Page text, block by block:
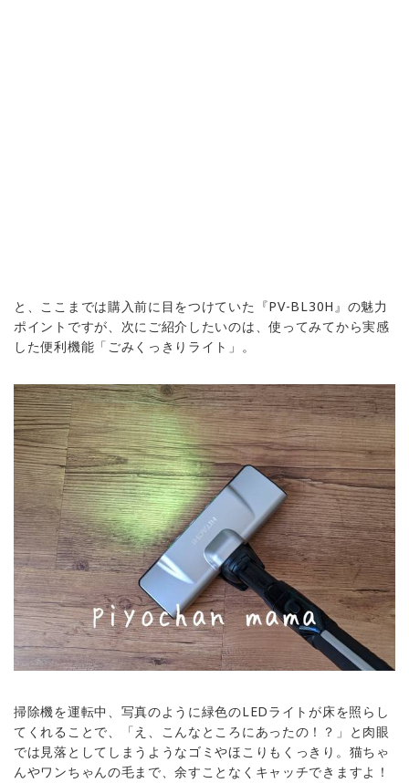
と、ここまでは購入前に目をつけていた『PV-BL30H』の魅力
ポイントですが、次にご紹介したいのは、使ってみてから実感
した便利機能「ごみくっきりライト」。
掃除機を運転中、写真のように緑色のLEDライトが床を照らし
てくれることで、「え、こんなところにあったの！？」と肉眼
では見落としてしまうようなゴミやほこりもくっきり。猫ちゃ
んやワンちゃんの毛まで、余すことなくキャッチできますよ！